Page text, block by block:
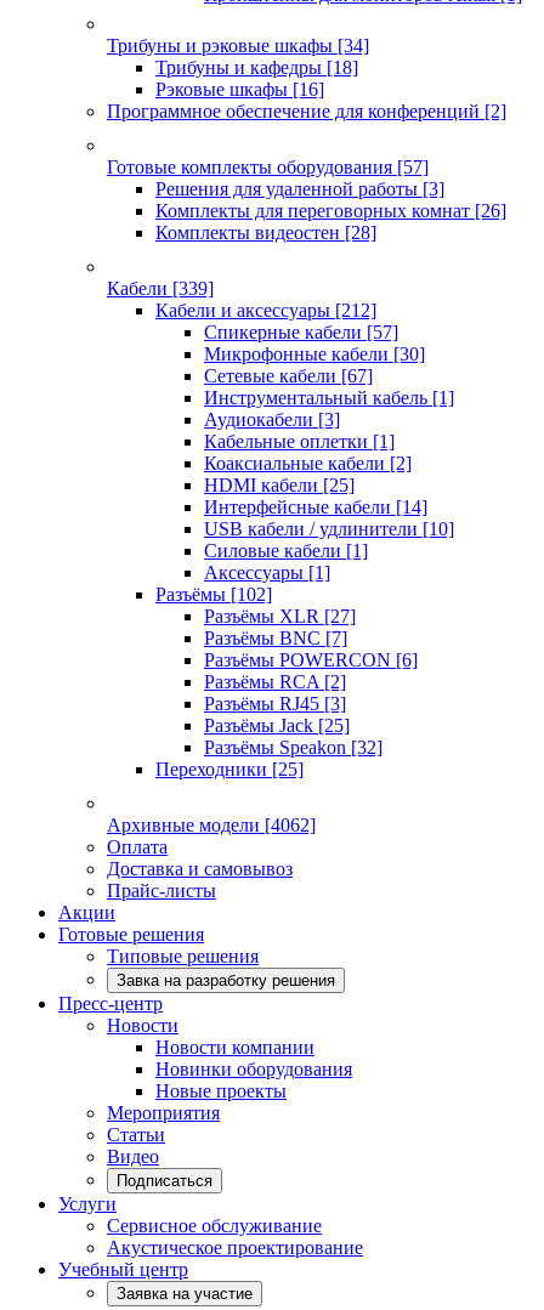
Трибуны и рэковые шкафы [34]
Трибуны и кафедры [18]
Рэковые шкафы [16]
Программное обеспечение для конференций [2]
Готовые комплекты оборудования [57]
Решения для удаленной работы [3]
Комплекты для переговорных комнат [26]
Комплекты видеостен [28]
Кабели [339]
Кабели и аксессуары [212]
Спикерные кабели [57]
Микрофонные кабели [30]
Сетевые кабели [67]
Инструментальный кабель [1]
Аудиокабели [3]
Кабельные оплетки [1]
Коаксиальные кабели [2]
HDMI кабели [25]
Интерфейсные кабели [14]
USB кабели / удлинители [10]
Силовые кабели [1]
Аксессуары [1]
Разъёмы [102]
Разъёмы XLR [27]
Разъёмы BNC [7]
Разъёмы POWERCON [6]
Разъёмы RCA [2]
Разъёмы RJ45 [3]
Разъёмы Jack [25]
Разъёмы Speakon [32]
Переходники [25]
Архивные модели [4062]
Оплата
Доставка и самовывоз
Прайс-листы
Акции
Готовые решения
Типовые решения
Завка на разработку решения
Пресс-центр
Новости
Новости компании
Новинки оборудования
Новые проекты
Мероприятия
Статьи
Видео
Подписаться
Услуги
Сервисное обслуживание
Акустическое проектирование
Учебный центр
Заявка на участие